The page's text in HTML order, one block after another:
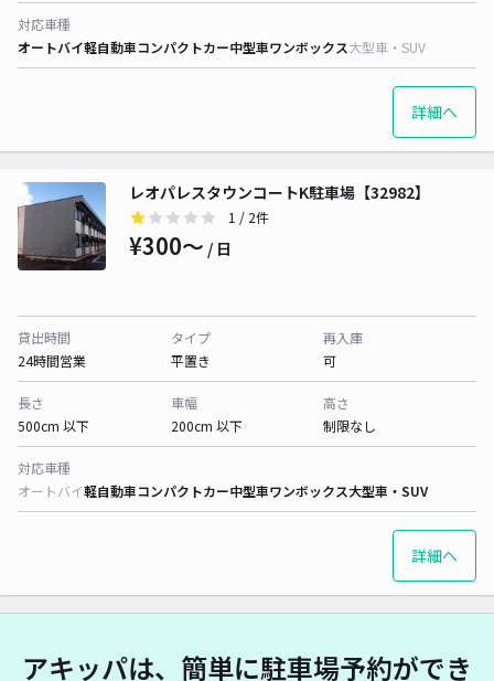
対応車種
オートバイ軽自動車コンパクトカー中型車ワンボックス大型車・SUV
詳細へ
レオパレスタウンコートK駐車場【32982】
1 / 2件
¥300〜 / 日
貸出時間
24時間営業
タイプ
平置き
再入庫
可
長さ
500cm 以下
車幅
200cm 以下
高さ
制限なし
対応車種
オートバイ軽自動車コンパクトカー中型車ワンボックス大型車・SUV
詳細へ
アキッパは、簡単に駐車場予約ができ